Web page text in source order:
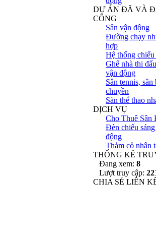
DỰ ÁN ĐÃ VÀ
CÔNG
Sân vận động
Đường chạy
hợp
Hệ thống
Ghế nhà thi
vận động
Sân tennis, sân
chuyền
Sàn thể thao
DỊCH VỤ
Cho Thuê Sân
Đèn chiếu sáng
động
Thảm cỏ nhân
THỐNG KÊ
Đang xem: 8
Lượt truy cập:
CHIA SẺ LIÊN